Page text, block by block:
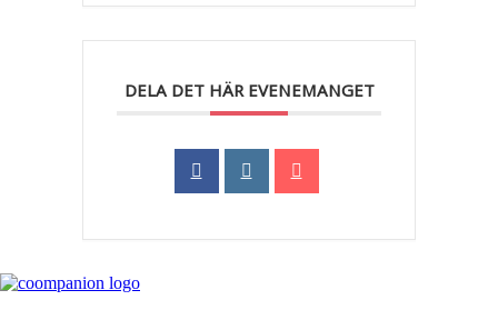
DELA DET HÄR EVENEMANGET